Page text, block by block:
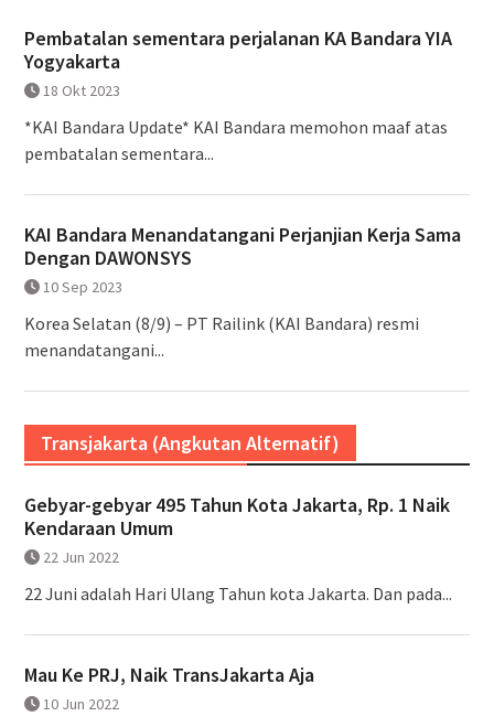
Pembatalan sementara perjalanan KA Bandara YIA
Yogyakarta
18 Okt 2023
*KAI Bandara Update* KAI Bandara memohon maaf atas
pembatalan sementara...
KAI Bandara Menandatangani Perjanjian Kerja Sama
Dengan DAWONSYS
10 Sep 2023
Korea Selatan (8/9) – PT Railink (KAI Bandara) resmi
menandatangani...
Transjakarta (Angkutan Alternatif)
Gebyar-gebyar 495 Tahun Kota Jakarta, Rp. 1 Naik
Kendaraan Umum
22 Jun 2022
22 Juni adalah Hari Ulang Tahun kota Jakarta. Dan pada...
Mau Ke PRJ, Naik TransJakarta Aja
10 Jun 2022